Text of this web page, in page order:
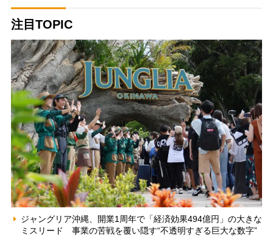
注目TOPIC
ジャングリア沖縄、開業1周年で「経済効果494億円」の大きな
ミスリード 事業の苦戦を覆い隠す“不透明すぎる巨大な数字”